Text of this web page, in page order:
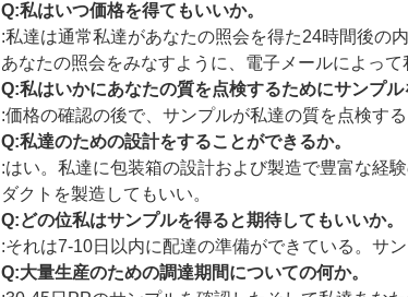
Q:私はいつ価格を得てもいいか。
:私達は通常私達があなたの照会を得た24時間後の
あなたの照会をみなすように、電子メールによって
Q:私はいかにあなたの質を点検するためにサンプル
:価格の確認の後で、サンプルが私達の質を点検す
Q:私達のための設計をすることができるか。
:はい。私達に包装箱の設計および製造で豊富な経
ダクトを製造してもいい。
Q:どの位私はサンプルを得ると期待してもいいか。
:それは7-10日以内に配達の準備ができている。サ
Q:大量生産のための調達期間についての何か。